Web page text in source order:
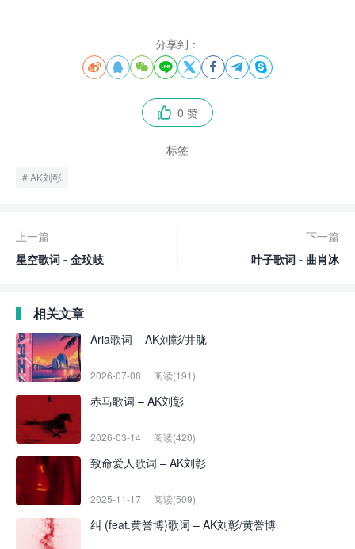
分享到：
       
 0 赞
标签
AK刘彰
上一篇
星空歌词 - 金玟岐
下一篇
叶子歌词 - 曲肖冰
相关文章
Aria歌词 – AK刘彰/井胧
2026-07-08 阅读(191)
赤马歌词 – AK刘彰
2026-03-14 阅读(420)
致命爱人歌词 – AK刘彰
2025-11-17 阅读(509)
纠 (feat.黄誉博)歌词 – AK刘彰/黄誉博